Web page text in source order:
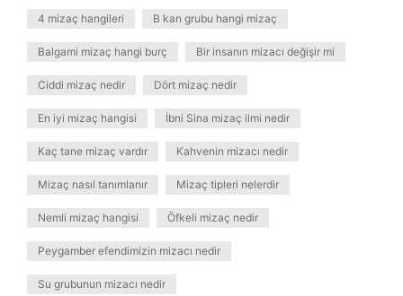
4 mizaç hangileri B kan grubu hangi mizaç
Balgami mizaç hangi burç Bir insanın mizacı değişir mi
Ciddi mizaç nedir Dört mizaç nedir
En iyi mizaç hangisi İbni Sina mizaç ilmi nedir
Kaç tane mizaç vardır Kahvenin mizacı nedir
Mizaç nasıl tanımlanır Mizaç tipleri nelerdir
Nemli mizaç hangisi Öfkeli mizaç nedir
Peygamber efendimizin mizacı nedir
Su grubunun mizacı nedir